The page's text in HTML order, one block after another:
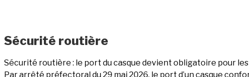
Sécurité routière
Sécurité routière : le port du casque devient obligatoire pour
Par arrêté préfectoral du 29 mai 2026, le port d’un casque